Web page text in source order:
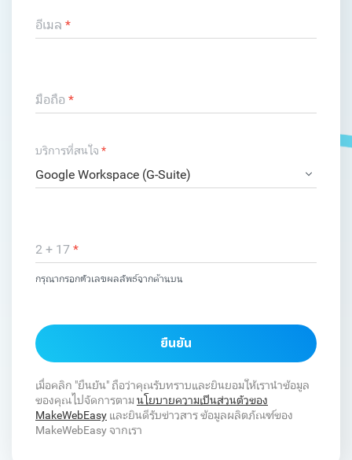
อีเมล *
มือถือ *
บริการที่สนใจ *
2 + 17 *
กรุณากรอกตัวเลขผลลัพธ์จากด้านบน
ยืนยัน
เมื่อคลิก "ยืนยัน" ถือว่าคุณรับทราบและยินยอมให้เรานำข้อมูล
ของคุณไปจัดการตาม นโยบายความเป็นส่วนตัวของ
MakeWebEasy และยินดีรับข่าวสาร ข้อมูลผลิตภัณฑ์ของ
MakeWebEasy จากเรา